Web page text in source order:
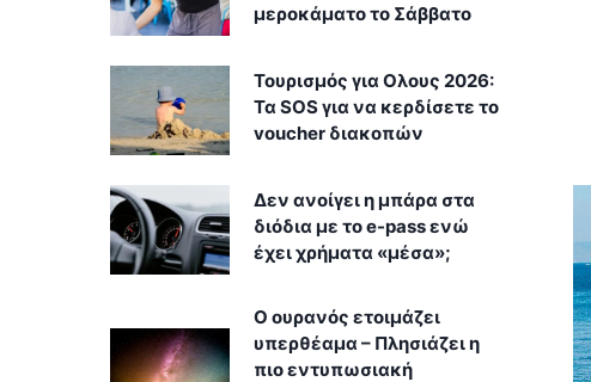
μεροκάματο το Σάββατο
Τουρισμός για Ολους 2026:
Τα SOS για να κερδίσετε το
voucher διακοπών
Δεν ανοίγει η μπάρα στα
διόδια με το e-pass ενώ
έχει χρήματα «μέσα»;
Ο ουρανός ετοιμάζει
υπερθέαμα – Πλησιάζει η
πιο εντυπωσιακή